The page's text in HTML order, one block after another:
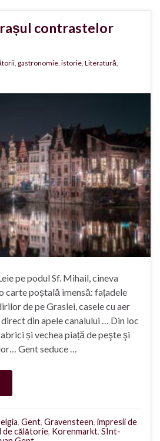
contrastelor
gastronomie istorie Literatură
pe podul Sf. Mihail, cineva
carte poștală imensă: fațadele
de pe Graslei, casele cu aer
din apele canalului … Din loc
și vechea piață de peşte şi
Gent seduce …
, Gent, Gravensteen, impresii de
de călătorie, Korenmarkt, SInt-